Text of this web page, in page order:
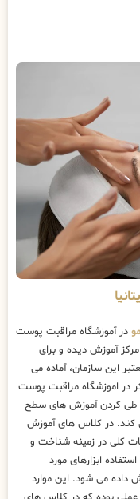
در آموزشگاه مراقبت پوست
مرکز آموزش دیده و برای
این سازمان، آماده می
در اموزشگاه مراقبت پوست
و طی کردن آموزش های سطح
کند. در کلاس های آموزش
کلی در زمینه شناخت و
ابزارهای مورد
داده می شود. این موارد